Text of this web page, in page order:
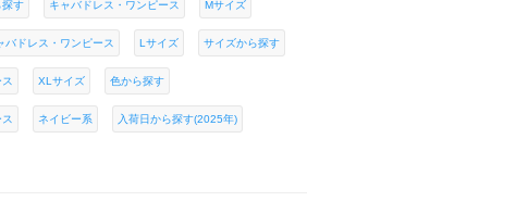
探す キャバドレス・ワンピース Mサイズ
バドレス・ワンピース Lサイズ サイズから探す
XLサイズ 色から探す
ネイビー系 入荷日から探す(2025年)